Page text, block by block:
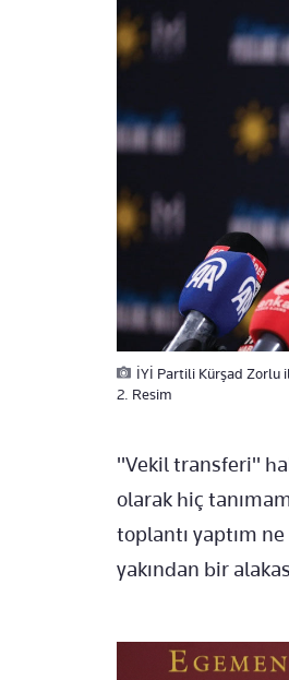
İYİ Partili Kürşad Zorlu
2. Resim
"Vekil transferi"
olarak hiç
toplantı yaptım
yakından bir